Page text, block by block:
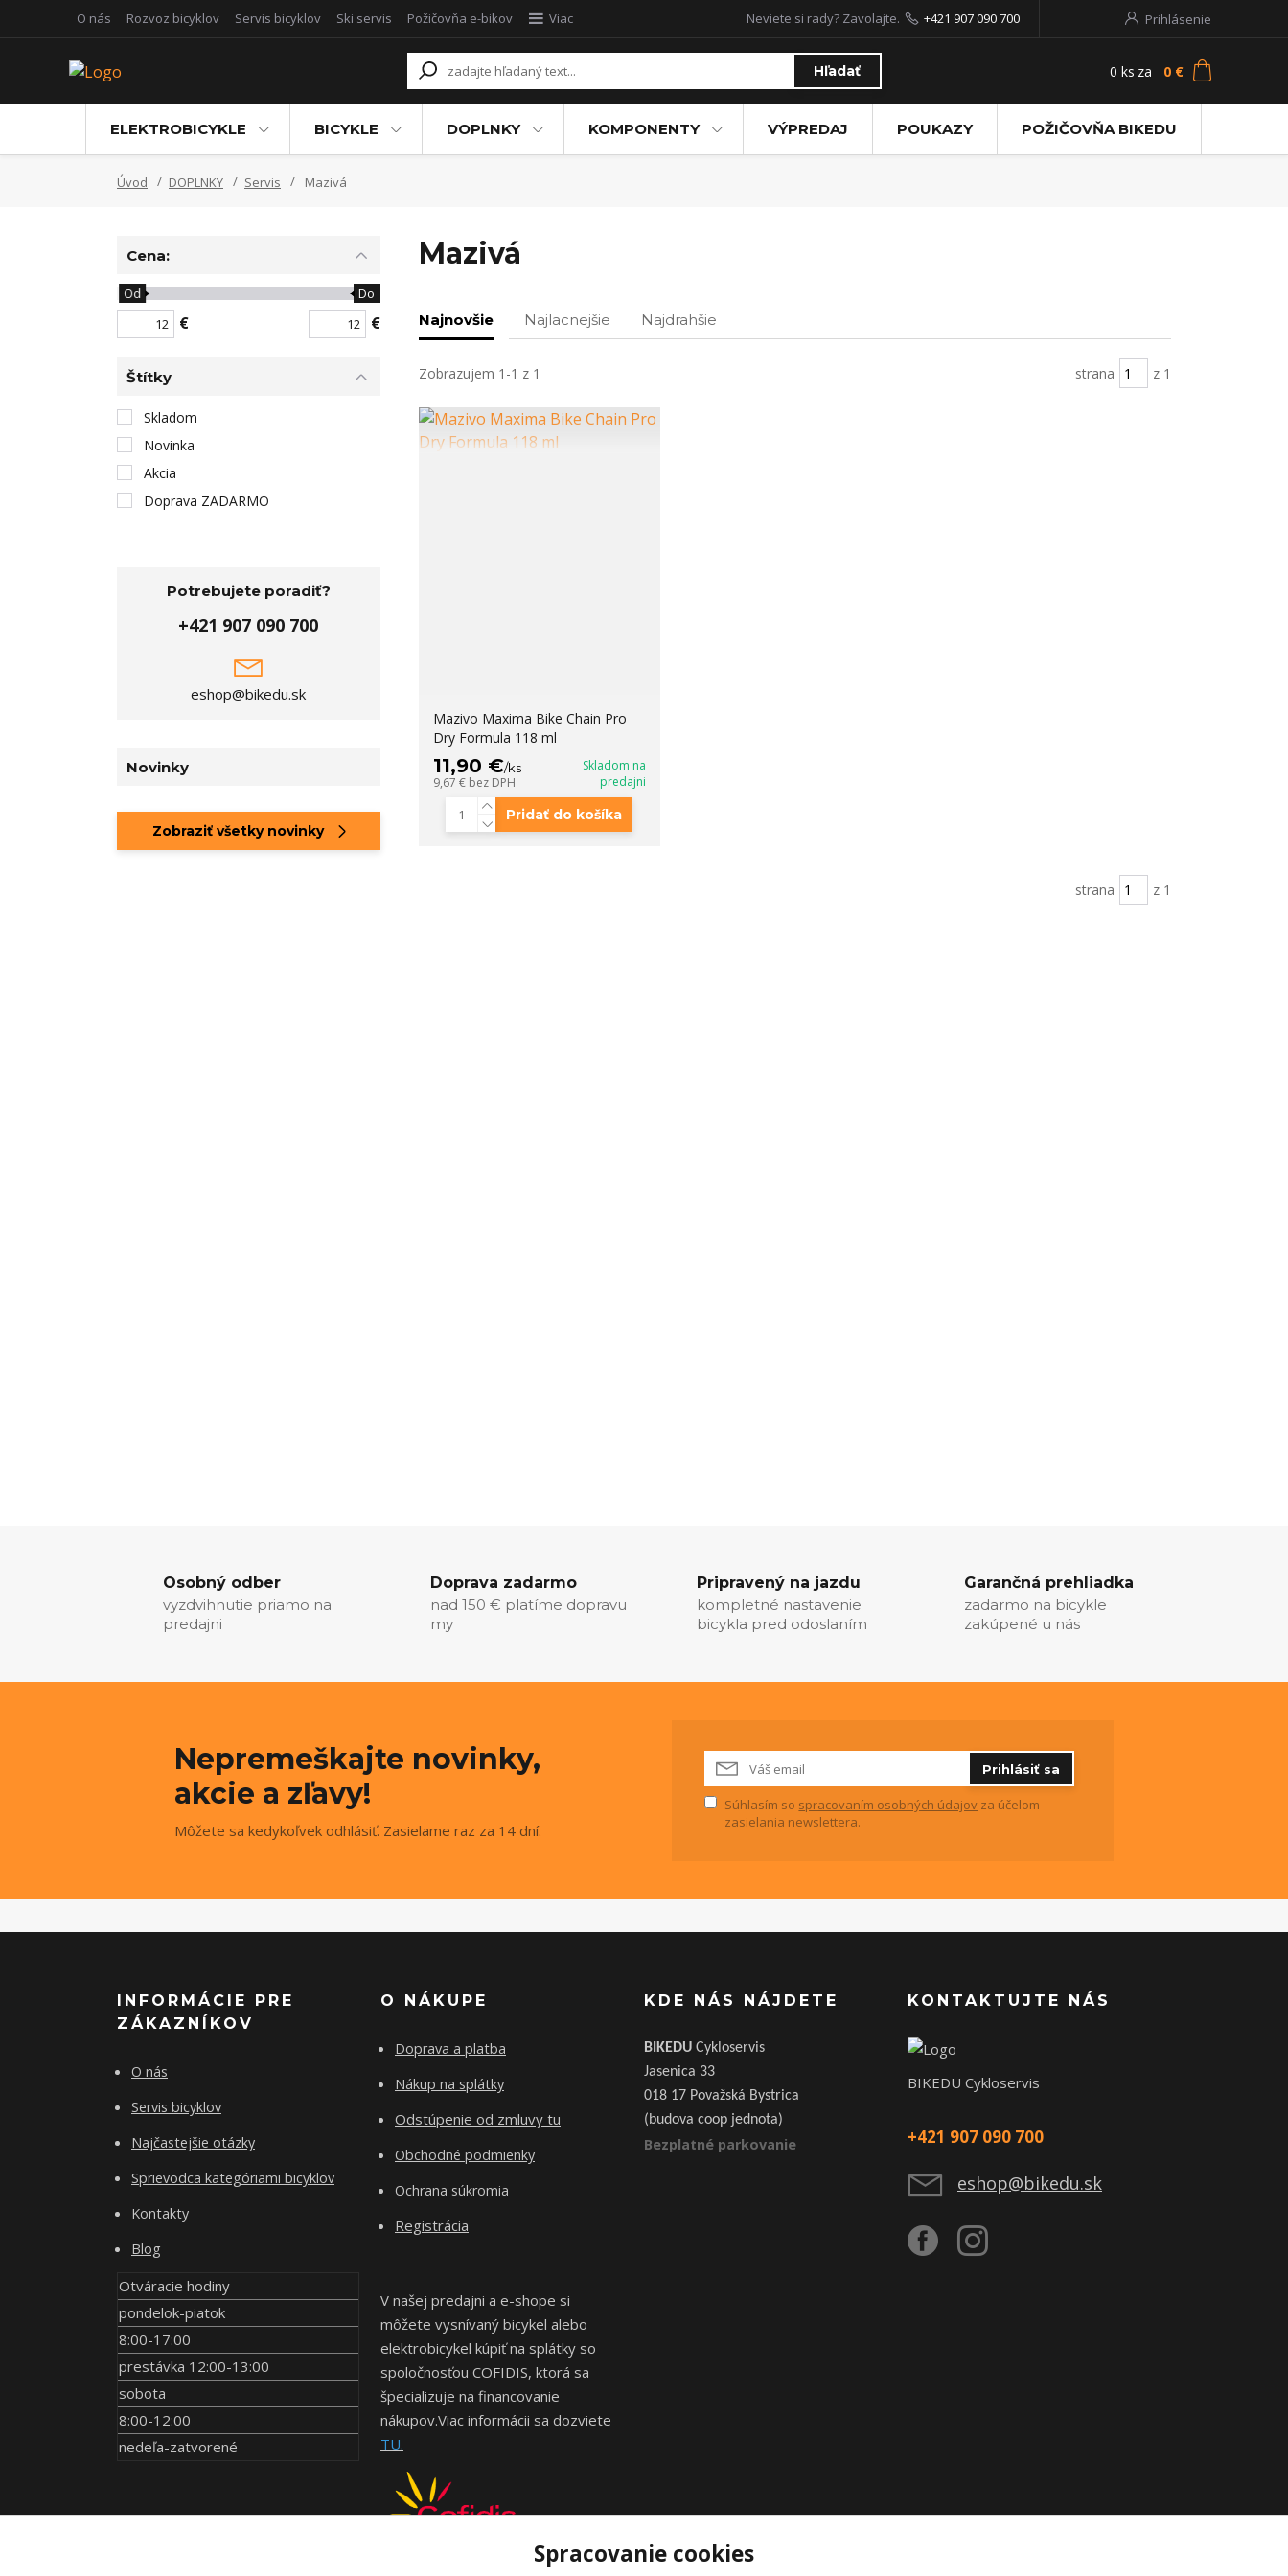
O nás Rozvoz bicyklov Servis bicyklov Ski servis Požičovňa e-bikov Viac Prihlásenie
Hľadať
Neviete si rady? Zavolajte. +421 907 090 700
0 ks za 0 €
ELEKTROBICYKLE BICYKLE DOPLNKY KOMPONENTY VÝPREDAJ POUKAZY POŽIČOVŇA BIKEDU
Úvod DOPLNKY Servis Mazivá
Mazivá
Najnovšie Najlacnejšie Najdrahšie
Zobrazujem 1-1 z 1 strana z 1
Mazivo Maxima Bike Chain Pro
Dry Formula 118 ml
11,90 €/ks
9,67 € bez DPH
Skladom na
predajni
Pridať do košíka
strana z 1
Cena:
€
Od Do
€
Štítky
Skladom
Novinka
Akcia
Doprava ZADARMO
Potrebujete poradiť?
+421 907 090 700
eshop@bikedu.sk
Novinky
Zobraziť všetky novinky
Osobný odber
vyzdvihnutie priamo na
predajni
Doprava zadarmo
nad 150 € platíme dopravu
my
Pripravený na jazdu
kompletné nastavenie
bicykla pred odoslaním
Garančná prehliadka
zadarmo na bicykle
zakúpené u nás
Nepremeškajte novinky,
akcie a zľavy!
Môžete sa kedykoľvek odhlásiť. Zasielame raz za 14 dní.
Prihlásiť sa
Súhlasím so spracovaním osobných údajov za účelom
zasielania newslettera.
INFORMÁCIE PRE
ZÁKAZNÍKOV
O nás
Servis bicyklov
Najčastejšie otázky
Sprievodca kategóriami bicyklov
Kontakty
Blog
Otváracie hodiny
pondelok-piatok
8:00-17:00
prestávka 12:00-13:00
sobota
8:00-12:00
nedeľa-zatvorené
O NÁKUPE
Doprava a platba
Nákup na splátky
Odstúpenie od zmluvy tu
Obchodné podmienky
Ochrana súkromia
Registrácia
V našej predajni a e-shope si
môžete vysnívaný bicykel alebo
elektrobicykel kúpiť na splátky so
spoločnosťou COFIDIS, ktorá sa
špecializuje na financovanie
nákupov.Viac informácii sa dozviete
TU.
KDE NÁS NÁJDETE
BIKEDU Cykloservis
Jasenica 33
018 17 Považská Bystrica
(budova coop jednota)
Bezplatné parkovanie
KONTAKTUJTE NÁS
BIKEDU Cykloservis
+421 907 090 700
eshop@bikedu.sk
Spracovanie cookies